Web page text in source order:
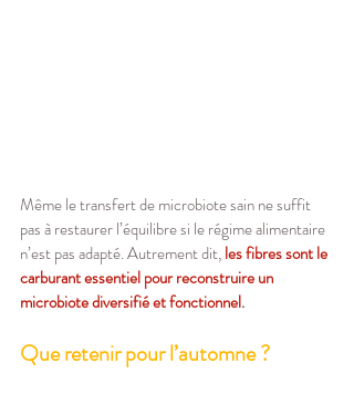
Même le transfert de microbiote sain ne suffit
pas à restaurer l’équilibre si le régime alimentaire
n’est pas adapté. Autrement dit, les fibres sont le
carburant essentielpour reconstruire un
microbiote diversifié et fonctionnel.
Que retenir pour l’automne ?